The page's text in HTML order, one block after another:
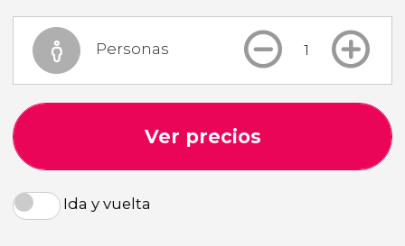
Personas
Ver precios
Ida y vuelta